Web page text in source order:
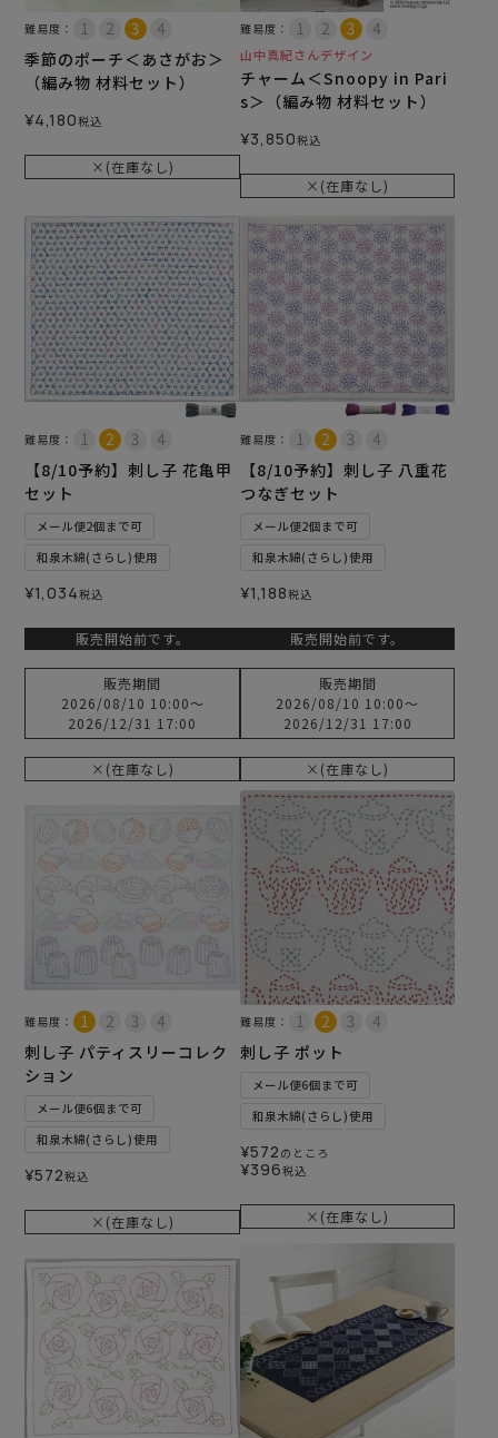
難易度：
季節のポーチ＜あさがお＞
（編み物 材料セット）
¥4,180税込
×(在庫なし)
難易度：
山中真紀さんデザイン
チャーム＜Snoopy in Pari
s＞（編み物 材料セット）
¥3,850税込
×(在庫なし)
難易度：
【8/10予約】刺し子 花亀甲
セット
メール便2個まで可
和泉木綿(さらし)使用
¥1,034税込
販売開始前です。
販売期間
2026/08/10 10:00〜
2026/12/31 17:00
×(在庫なし)
難易度：
【8/10予約】刺し子 八重花
つなぎセット
メール便2個まで可
和泉木綿(さらし)使用
¥1,188税込
販売開始前です。
販売期間
2026/08/10 10:00〜
2026/12/31 17:00
×(在庫なし)
難易度：
刺し子 パティスリーコレク
ション
メール便6個まで可
和泉木綿(さらし)使用
¥572税込
×(在庫なし)
難易度：
刺し子 ポット
メール便6個まで可
和泉木綿(さらし)使用
¥572 のところ
¥396税込
×(在庫なし)